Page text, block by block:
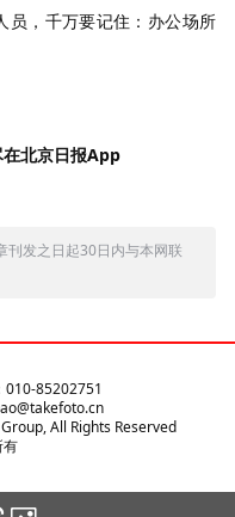
员，千万要记住：办公场所
在北京日报App
刊发之日起30日内与本网联
010-85202751
All Rights Reserved
有